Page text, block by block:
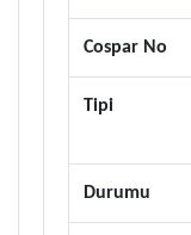
Cospar No
Tipi
Durumu